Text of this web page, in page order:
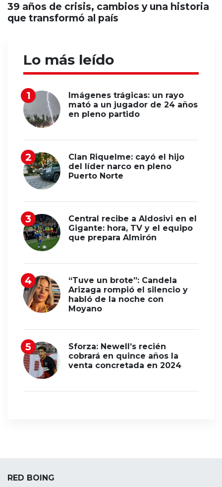
39 años de crisis, cambios y una historia
que transformó al país
Lo más leído
Imágenes trágicas: un rayo
mató a un jugador de 24 años
en pleno partido
Clan Riquelme: cayó el hijo
del líder narco en pleno
Puerto Norte
Central recibe a Aldosivi en el
Gigante: hora, TV y el equipo
que prepara Almirón
“Tuve un brote”: Candela
Arizaga rompió el silencio y
habló de la noche con
Moyano
Sforza: Newell’s recién
cobrará en quince años la
venta concretada en 2024
RED BOING